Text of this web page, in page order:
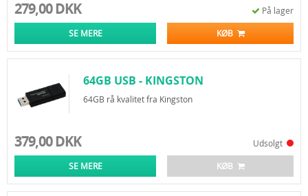
279,00 DKK På lager
SE MERE KØB
64GB USB - KINGSTON
DATATRAVELER 100 G3
64GB rå kvalitet fra Kingston
379,00 DKK Udsolgt
SE MERE KØB